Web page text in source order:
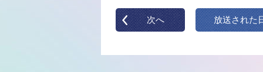
次へ 放送された